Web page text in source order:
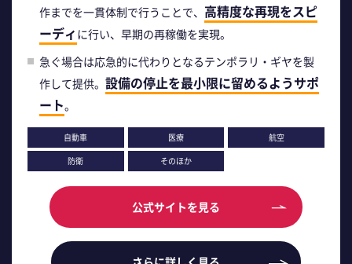
作までを一貫体制で行うことで、 高精度な再現をスピ
ーディ に行い、早期の再稼働を実現。
急ぐ場合は応急的に代わりとなるテンポラリ・ギヤを製
作して提供。 設備の停止を最小限に留めるようサポ
ート。
自動車 医療
航空
防衛
そのほか
公式サイトを見る